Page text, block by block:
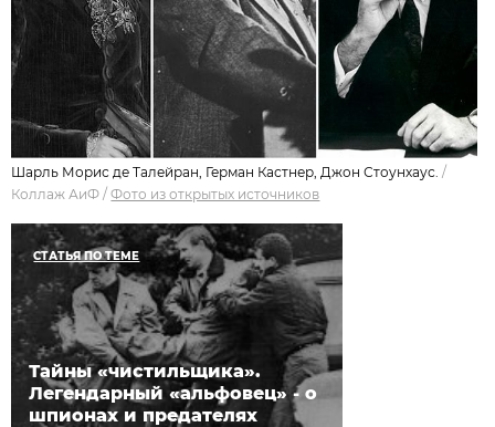
Шарль Морис де Талейран, Герман Кастнер, Джон Стоунхаус./
Коллаж АиФ /Фото из открытых источников
СТАТЬЯ ПО ТЕМЕ
Тайны «чистильщика».
Легендарный «альфовец» - о
шпионах и предателях